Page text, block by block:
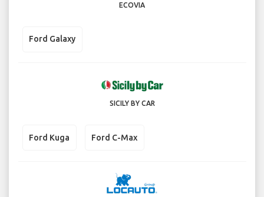
ECOVIA
Ford Galaxy
SICILY BY CAR
Ford Kuga Ford C-Max